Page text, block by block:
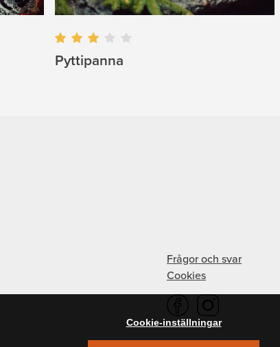
Cookie-inställningar
Pyttipanna
Frågor och svar
Cookies